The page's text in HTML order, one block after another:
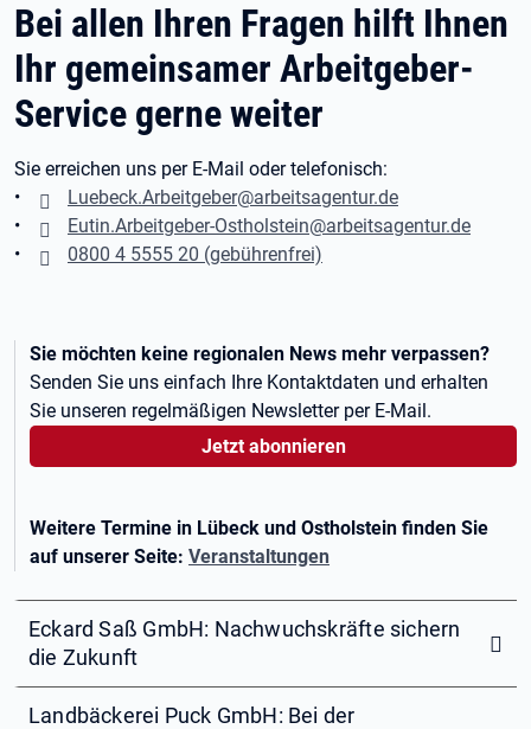
Bei allen Ihren Fragen hilft Ihnen
Ihr gemeinsamer Arbeitgeber-
Service gerne weiter
Sie erreichen uns per E-Mail oder telefonisch:
•
Luebeck.Arbeitgeber@arbeitsagentur.de
•
Eutin.Arbeitgeber-Ostholstein@arbeitsagentur.de
•
0800 4 5555 20 (gebührenfrei)
Sie möchten keine regionalen News mehr verpassen?
Senden Sie uns einfach Ihre Kontaktdaten und erhalten
Sie unseren regelmäßigen Newsletter per E-Mail.
Jetzt abonnieren
Weitere Termine in Lübeck und Ostholstein finden Sie
auf unserer Seite: Veranstaltungen
Eckard Saß GmbH: Nachwuchskräfte sichern
die Zukunft
Landbäckerei Puck GmbH: Bei der